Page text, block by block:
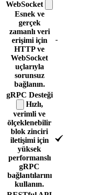
WebSocket
Esnek ve
gerçek
zamanlı veri
erişimi için
HTTP ve
WebSocket
uçlarıyla
sorunsuz
bağlanın.
-
gRPC Desteği
Hızlı,
verimli ve
ölçeklenebilir
blok zinciri
iletişimi için
yüksek
performanslı
gRPC
bağlantılarını
kullanın.